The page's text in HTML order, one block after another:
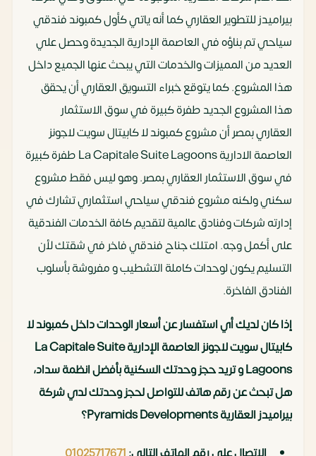
بيراميدز للتطوير العقاري كما أنه ياتي كأول كمبوند فندقي
سياحي تم بناؤه في العاصمة الإدارية الجديدة وحصل علي
العديد من المميزات والخدمات التي يبحث عنها الجميع داخل
هذا المشروع. كما يتوقع خبراء التسويق العقاري أن يحقق
هذا المشروع الجديد طفرة كبيرة في سوق الاستثمار
العقاري بمصر أن مشروع كمبوند لا كابيتال سويت لاجونز
العاصمة الادارية La Capitale Suite Lagoons طفرة كبيرة
في سوق الاستثمار العقاري بمصر. وهو ليس فقط مشروع
سكني ولكنه مشروع فندقي سياحي استثماري تشارك في
إدارته شركات وفنادق عالمية لتقديم كافة الخدمات الفندقية
على أكمل وجه. امتلك جناح فندقي فاخر في شقتك لأن
التسليم يكون لوحدات كاملة التشطيب و مفروشة بأسلوب
الفنادق الفاخرة.
إذا كان لديك أي استفسار عن أسعار الوحدات داخل كمبوند لا
كابيتال سويت لاجونز العاصمة الإدارية La Capitale Suite
Lagoons و تريد حجز وحدتك السكنية بأفضل انظمة سداد،
هل تبحث عن رقم هاتف للتواصل لحجز وحدتك لدي شركة
بيراميدز العقارية Pyramids Developments؟